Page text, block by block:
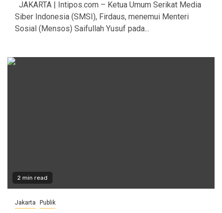
JAKARTA | Intipos.com – Ketua Umum Serikat Media
Siber Indonesia (SMSI), Firdaus, menemui Menteri
Sosial (Mensos) Saifullah Yusuf pada...
2 min read
Jakarta Publik